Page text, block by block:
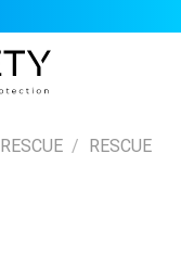
RESCUE / RESCUE